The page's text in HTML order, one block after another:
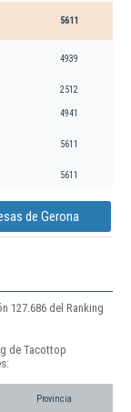
5611
4939
2512
4941
5611
5611
de Gerona
127.686 del Ranking
de Tacottop
Provincia